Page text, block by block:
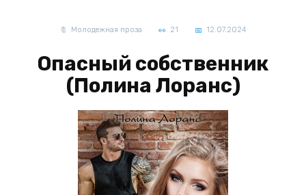
Молодежная проза 21 12.07.2024
Опасный собственник
(Полина Лоранс)